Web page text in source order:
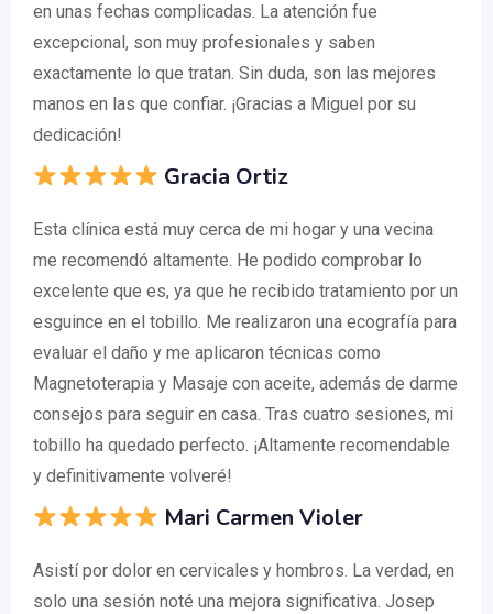
en unas fechas complicadas. La atención fue
excepcional, son muy profesionales y saben
exactamente lo que tratan. Sin duda, son las mejores
manos en las que confiar. ¡Gracias a Miguel por su
dedicación!
Gracia Ortiz
Esta clínica está muy cerca de mi hogar y una vecina
me recomendó altamente. He podido comprobar lo
excelente que es, ya que he recibido tratamiento por un
esguince en el tobillo. Me realizaron una ecografía para
evaluar el daño y me aplicaron técnicas como
Magnetoterapia y Masaje con aceite, además de darme
consejos para seguir en casa. Tras cuatro sesiones, mi
tobillo ha quedado perfecto. ¡Altamente recomendable
y definitivamente volveré!
Mari Carmen Violer
Asistí por dolor en cervicales y hombros. La verdad, en
solo una sesión noté una mejora significativa. Josep